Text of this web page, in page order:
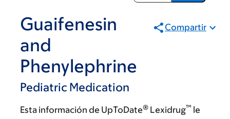
Guaifenesin
and
Phenylephrine
Pediatric Medication
Compartir
Esta información de UpToDate® Lexidrug™ le